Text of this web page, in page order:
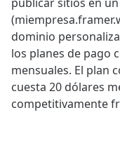
dominio
los planes de pago
mensuales. El plan
cuesta 20 dólares
competitivamente